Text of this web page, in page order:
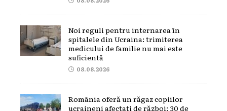
Noi reguli pentru internarea în
spitalele din Ucraina: trimiterea
medicului de familie nu mai este
suficientă
08.08.2026
România oferă un răgaz copiilor
ucraineni afectați de război: 30 de